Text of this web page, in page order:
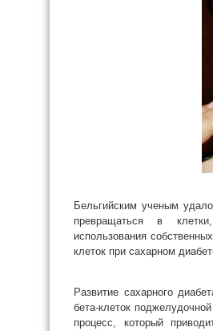
Бельгийским ученым
превращаться в
использования
клеток при сахарном
Развитие сахарного
бета-клеток
процесс, который